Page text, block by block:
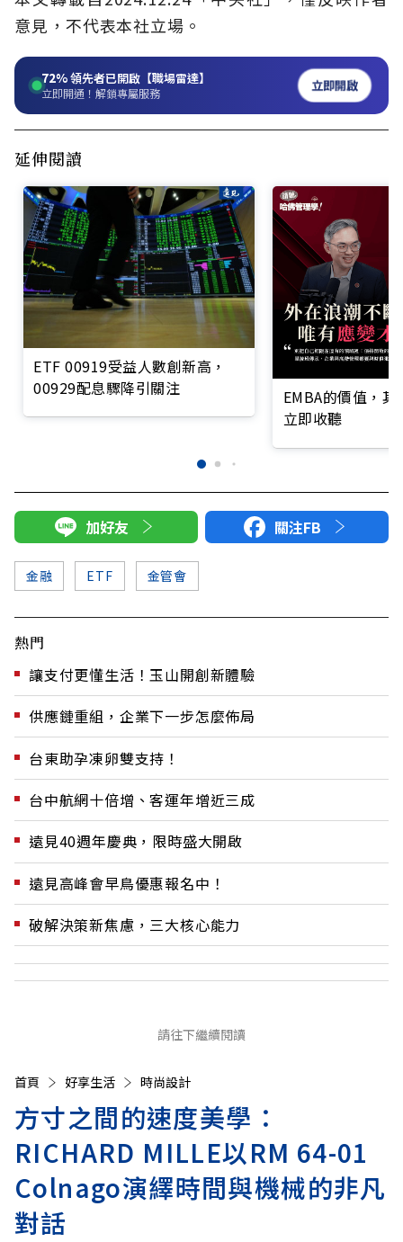
意見，不代表本社立場。
72%領先者已開啟【職場雷達】
立即開通！解鎖專屬服務 立即開啟
延伸閱讀
ETF 00919受益人數創新高，
00929配息驟降引關注
EMBA的價值，
立即收聽
加好友 關注FB
金融 ETF 金管會
熱門
讓支付更懂生活！玉山開創新體驗
供應鏈重組，企業下一步怎麼佈局
台東助孕凍卵雙支持！
台中航網十倍增、客運年增近三成
遠見40週年慶典，限時盛大開啟
遠見高峰會早鳥優惠報名中！
破解決策新焦慮，三大核心能力
請往下繼續閱讀
首頁 好享生活 時尚設計
方寸之間的速度美學：
RICHARD MILLE以RM 64-01
Colnago演繹時間與機械的非凡
對話